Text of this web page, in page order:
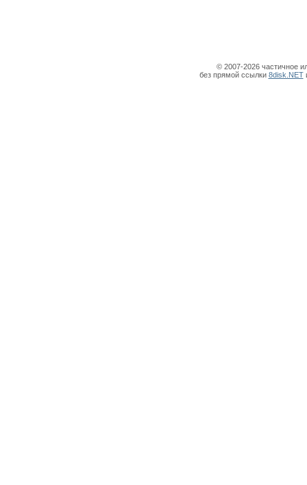
© 2007-2026 частичное
без прямой ссылки 8disk.NET